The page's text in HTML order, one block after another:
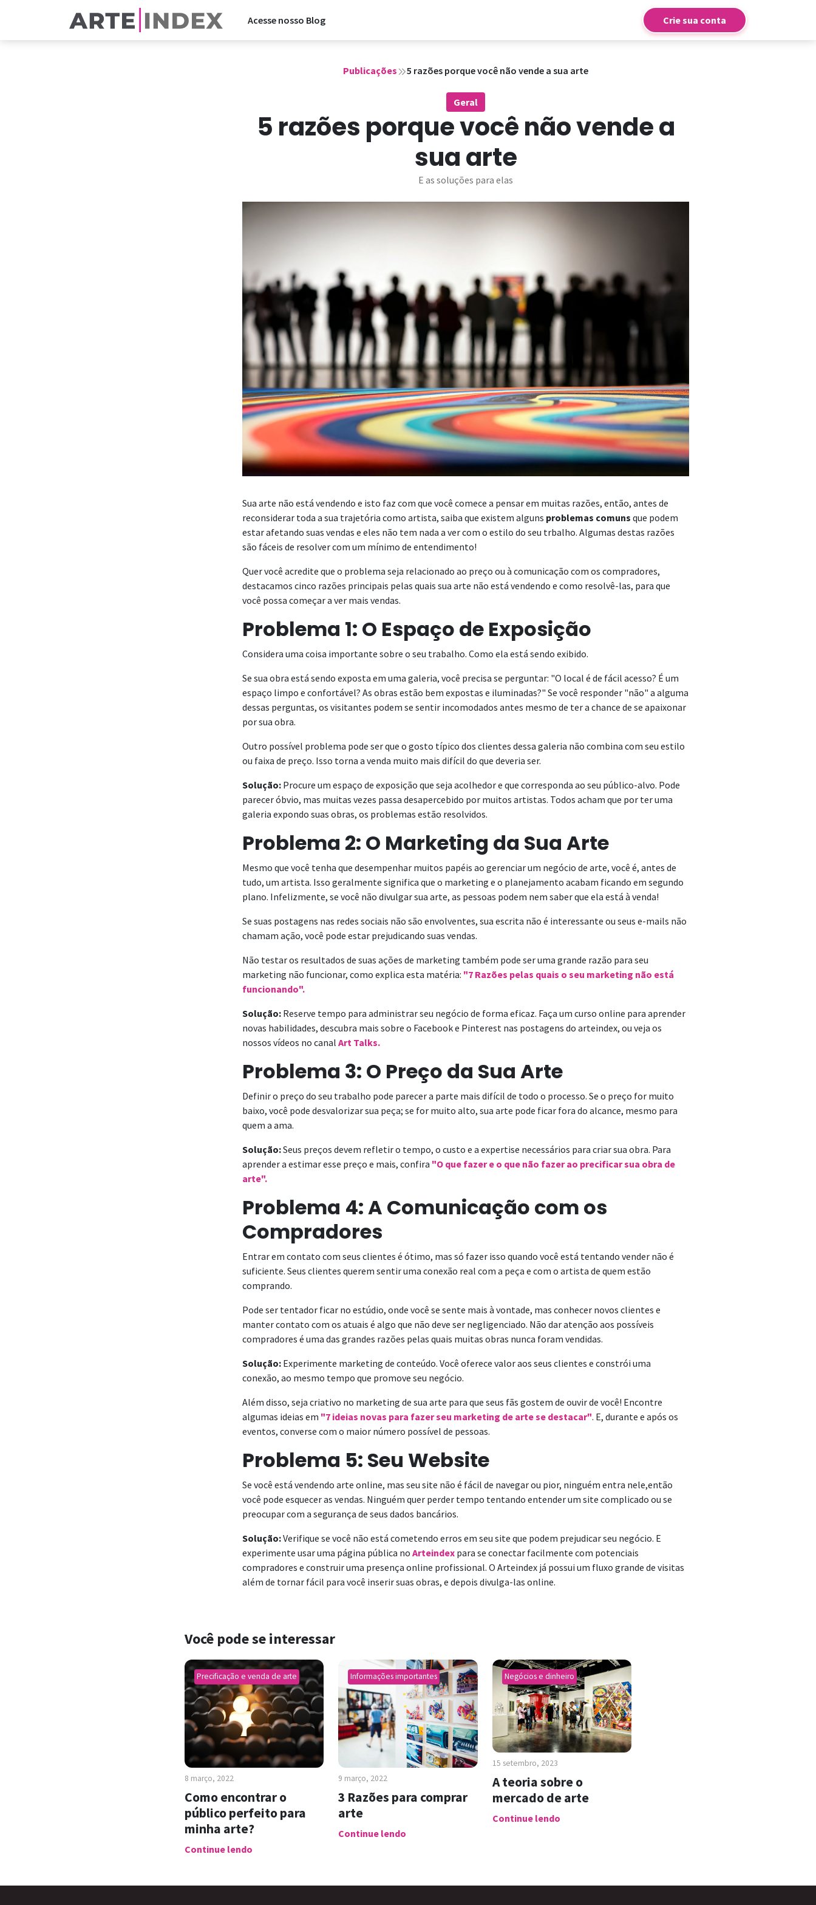
Acesse nosso Blog Crie sua conta
Publicações 5 razões porque você não vende a sua arte
Geral
5 razões porque você não vende a
sua arte
E as soluções para elas
Sua arte não está vendendo e isto faz com que você comece a pensar em muitas razões, então, antes de
reconsiderar toda a sua trajetória como artista, saiba que existem alguns problemas comuns que podem
estar afetando suas vendas e eles não tem nada a ver com o estilo do seu trbalho. Algumas destas razões
são fáceis de resolver com um mínimo de entendimento!
Quer você acredite que o problema seja relacionado ao preço ou à comunicação com os compradores,
destacamos cinco razões principais pelas quais sua arte não está vendendo e como resolvê-las, para que
você possa começar a ver mais vendas.
Problema 1: O Espaço de Exposição
Considera uma coisa importante sobre o seu trabalho. Como ela está sendo exibido.
Se sua obra está sendo exposta em uma galeria, você precisa se perguntar: "O local é de fácil acesso? É um
espaço limpo e confortável? As obras estão bem expostas e iluminadas?" Se você responder "não" a alguma
dessas perguntas, os visitantes podem se sentir incomodados antes mesmo de ter a chance de se apaixonar
por sua obra.
Outro possível problema pode ser que o gosto típico dos clientes dessa galeria não combina com seu estilo
ou faixa de preço. Isso torna a venda muito mais difícil do que deveria ser.
Solução: Procure um espaço de exposição que seja acolhedor e que corresponda ao seu público-alvo. Pode
parecer óbvio, mas muitas vezes passa desapercebido por muitos artistas. Todos acham que por ter uma
galeria expondo suas obras, os problemas estão resolvidos.
Problema 2: O Marketing da Sua Arte
Mesmo que você tenha que desempenhar muitos papéis ao gerenciar um negócio de arte, você é, antes de
tudo, um artista. Isso geralmente significa que o marketing e o planejamento acabam ficando em segundo
plano. Infelizmente, se você não divulgar sua arte, as pessoas podem nem saber que ela está à venda!
Se suas postagens nas redes sociais não são envolventes, sua escrita não é interessante ou seus e-mails não
chamam ação, você pode estar prejudicando suas vendas.
Não testar os resultados de suas ações de marketing também pode ser uma grande razão para seu
marketing não funcionar, como explica esta matéria: "7 Razões pelas quais o seu marketing não está
funcionando".
Solução: Reserve tempo para administrar seu negócio de forma eficaz. Faça um curso online para aprender
novas habilidades, descubra mais sobre o Facebook e Pinterest nas postagens do arteindex, ou veja os
nossos vídeos no canal Art Talks.
Problema 3: O Preço da Sua Arte
Definir o preço do seu trabalho pode parecer a parte mais difícil de todo o processo. Se o preço for muito
baixo, você pode desvalorizar sua peça; se for muito alto, sua arte pode ficar fora do alcance, mesmo para
quem a ama.
Solução:Seus preços devem refletir o tempo, o custo e a expertise necessários para criar sua obra. Para
aprender a estimar esse preço e mais, confira "O que fazer e o que não fazer ao precificar sua obra de
arte".
Problema 4: A Comunicação com os
Compradores
Entrar em contato com seus clientes é ótimo, mas só fazer isso quando você está tentando vender não é
suficiente. Seus clientes querem sentir uma conexão real com a peça e com o artista de quem estão
comprando.
Pode ser tentador ficar no estúdio, onde você se sente mais à vontade, mas conhecer novos clientes e
manter contato com os atuais é algo que não deve ser negligenciado. Não dar atenção aos possíveis
compradores é uma das grandes razões pelas quais muitas obras nunca foram vendidas.
Solução: Experimente marketing de conteúdo. Você oferece valor aos seus clientes e constrói uma
conexão, ao mesmo tempo que promove seu negócio.
Além disso, seja criativo no marketing de sua arte para que seus fãs gostem de ouvir de você! Encontre
algumas ideias em "7 ideias novas para fazer seu marketing de arte se destacar". E, durante e após os
eventos, converse com o maior número possível de pessoas.
Problema 5: Seu Website
Se você está vendendo arte online, mas seu site não é fácil de navegar ou pior, ninguém entra nele,então
você pode esquecer as vendas. Ninguém quer perder tempo tentando entender um site complicado ou se
preocupar com a segurança de seus dados bancários.
Solução:Verifique se você não está cometendo erros em seu site que podem prejudicar seu negócio. E
experimente usar uma página pública no Arteindex para se conectar facilmente com potenciais
compradores e construir uma presença online profissional. O Arteindex já possui um fluxo grande de visitas
além de tornar fácil para você inserir suas obras, e depois divulga-las online.
Você pode se interessar
Precificação e venda de arte
8 março, 2022
Como encontrar o
público perfeito para
minha arte?
Continue lendo
Informações importantes
9 março, 2022
3 Razões para comprar
arte
Continue lendo
Negócios e dinheiro
15 setembro, 2023
A teoria sobre o
mercado de arte
Continue lendo